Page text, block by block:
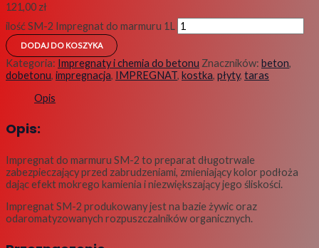
121,00 zł
ilość SM-2 Impregnat do marmuru 1L
DODAJ DO KOSZYKA
Kategoria: Impregnaty i chemia do betonu Znaczników: beton,
dobetonu, impregnacja, IMPREGNAT, kostka, płyty, taras
Opis
Opis:
Impregnat do marmuru SM-2 to preparat długotrwale
zabezpieczający przed zabrudzeniami, zmieniający kolor podłoża
dając efekt mokrego kamienia i niezwiększający jego śliskości.
Impregnat SM-2 produkowany jest na bazie żywic oraz
odaromatyzowanych rozpuszczalników organicznych.